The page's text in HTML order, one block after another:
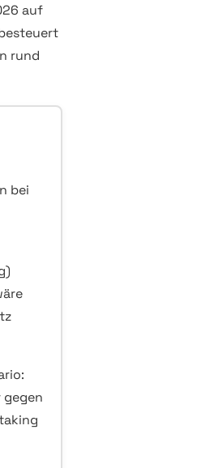
auf
rund
bei